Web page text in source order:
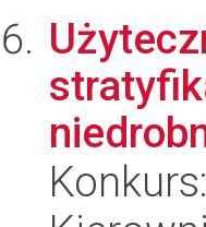
Konkurs: